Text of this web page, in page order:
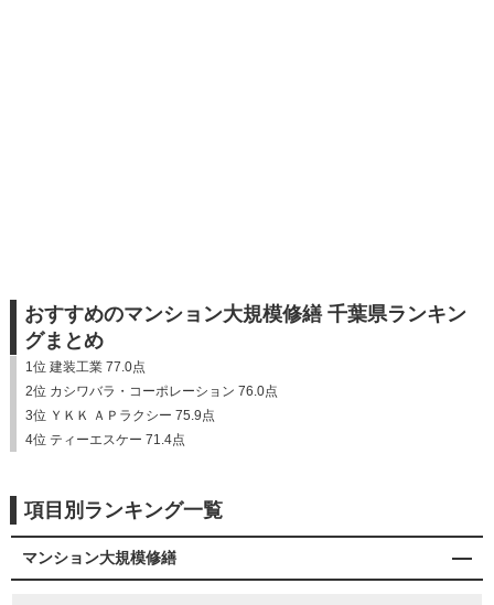
おすすめのマンション大規模修繕 千葉県ランキン
グまとめ
1位 建装工業 77.0点
2位 カシワバラ・コーポレーション 76.0点
3位 ＹＫＫ ＡＰラクシー 75.9点
4位 ティーエスケー 71.4点
項目別ランキング一覧
マンション大規模修繕